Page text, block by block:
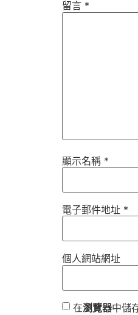
留言 *
顯示名稱 *
電子郵件地址 *
個人網站網址
在瀏覽器中儲